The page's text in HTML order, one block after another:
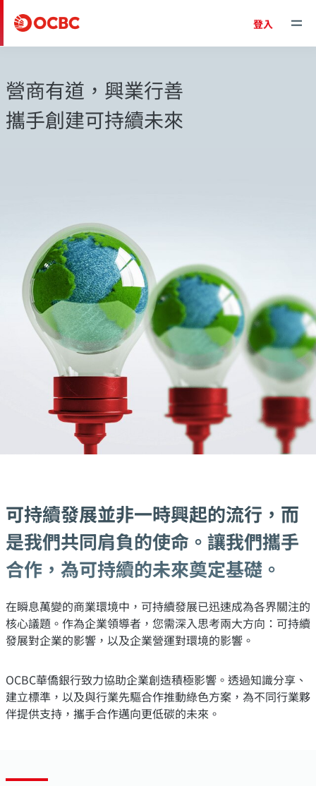
登入
營商有道，興業行善
攜手創建可持續未來
可持續發展並非一時興起的流行，而
是我們共同肩負的使命。讓我們攜手
合作，為可持續的未來奠定基礎。
在瞬息萬變的商業環境中，可持續發展已迅速成為各界關注的
核心議題。作為企業領導者，您需深入思考兩大方向：可持續
發展對企業的影響，以及企業營運對環境的影響。
OCBC華僑銀行致力協助企業創造積極影響。透過知識分享、
建立標準，以及與行業先驅合作推動綠色方案，為不同行業夥
伴提供支持，攜手合作邁向更低碳的未來。